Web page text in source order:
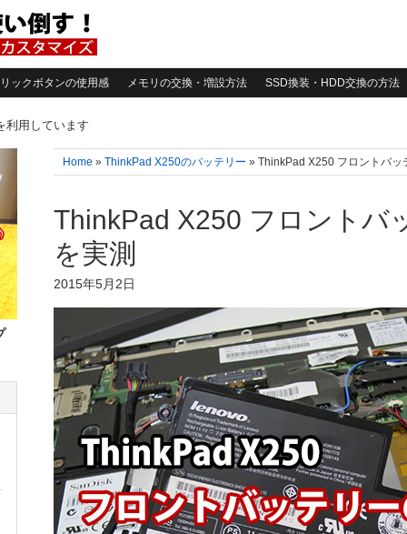
ックボタンの使用感 メモリの交換・増設方法 SSD換装・HDD交換の方法
利用しています
Home » ThinkPad X250のバッテリー » ThinkPad X250 フロントバッ
ThinkPad X250 フロントバ
を実測
2015年5月2日